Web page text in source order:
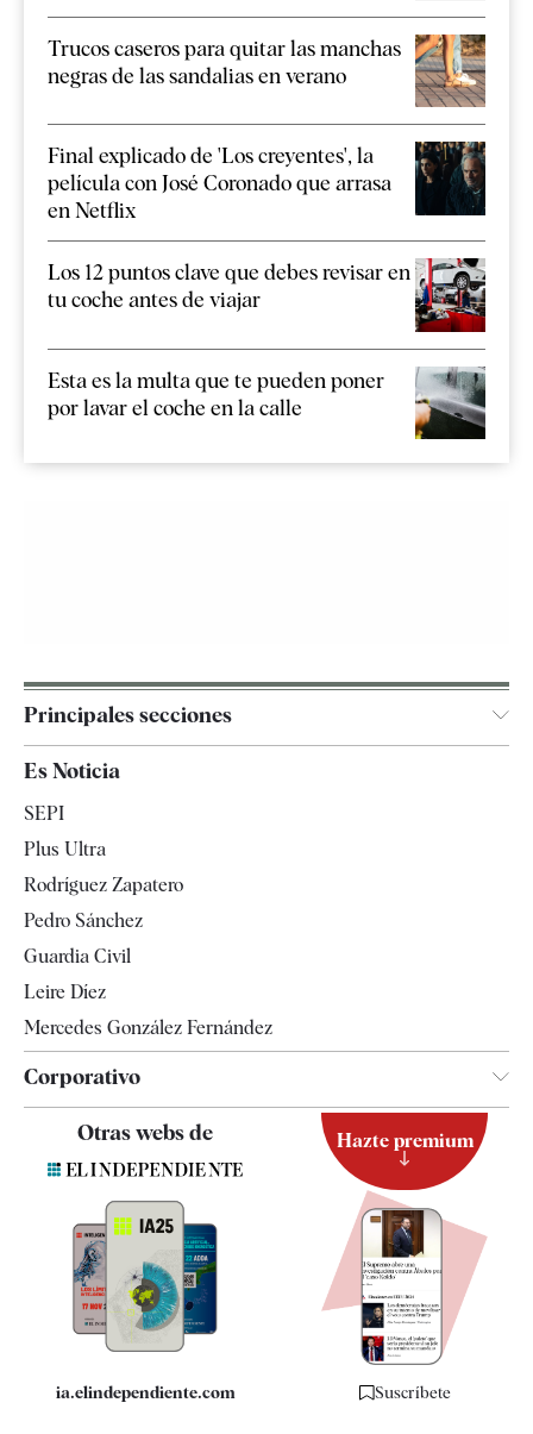
Trucos caseros para quitar las manchas
negras de las sandalias en verano
Final explicado de 'Los creyentes', la
película con José Coronado que arrasa
en Netflix
Los 12 puntos clave que debes revisar en
tu coche antes de viajar
Esta es la multa que te pueden poner
por lavar el coche en la calle
Principales secciones
España
Televisión
Es Noticia
SEPI
Plus Ultra
Rodríguez Zapatero
Pedro Sánchez
Guardia Civil
Leire Díez
Mercedes González Fernández
Corporativo
Contacto
Quiénes somos
Especificaciones
Otras webs de
ia.elindependiente.com
Hazte premium
Suscríbete